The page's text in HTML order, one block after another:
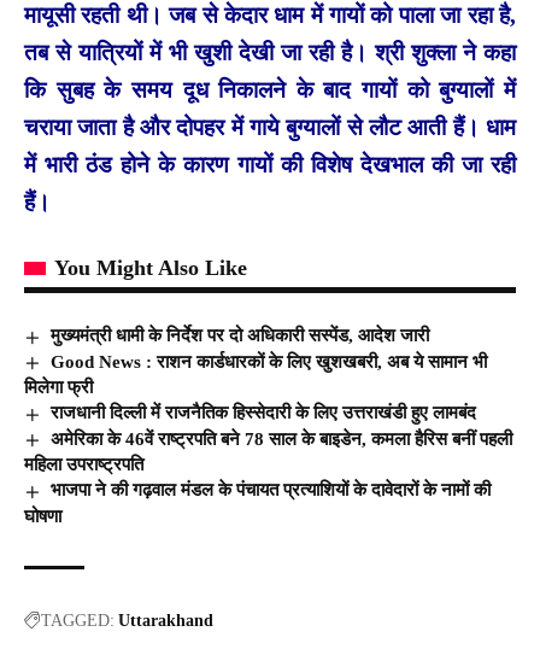
मायूसी रहती थी। जब से केदार धाम में गायों को पाला जा रहा है,
तब से यात्रियों में भी खुशी देखी जा रही है। श्री शुक्ला ने कहा
कि सुबह के समय दूध निकालने के बाद गायों को बुग्यालों में
चराया जाता है और दोपहर में गाये बुग्यालों से लौट आती हैं। धाम
में भारी ठंड होने के कारण गायों की विशेष देखभाल की जा रही
हैं।
You Might Also Like
मुख्यमंत्री धामी के निर्देश पर दो अधिकारी सस्पेंड, आदेश जारी
Good News : राशन कार्डधारकों के लिए खुशखबरी, अब ये सामान भी
मिलेगा फ्री
राजधानी दिल्‍ली में राजनैतिक हिस्‍सेदारी के लिए उत्तराखंडी हुए लामबंद
अमेरिका के 46वें राष्ट्रपति बने 78 साल के बाइडेन, कमला हैरिस बनीं पहली
महिला उपराष्ट्रपति
भाजपा ने की गढ़वाल मंडल के पंचायत प्रत्याशियों के दावेदारों के नामों की
घोषणा
TAGGED: Uttarakhand